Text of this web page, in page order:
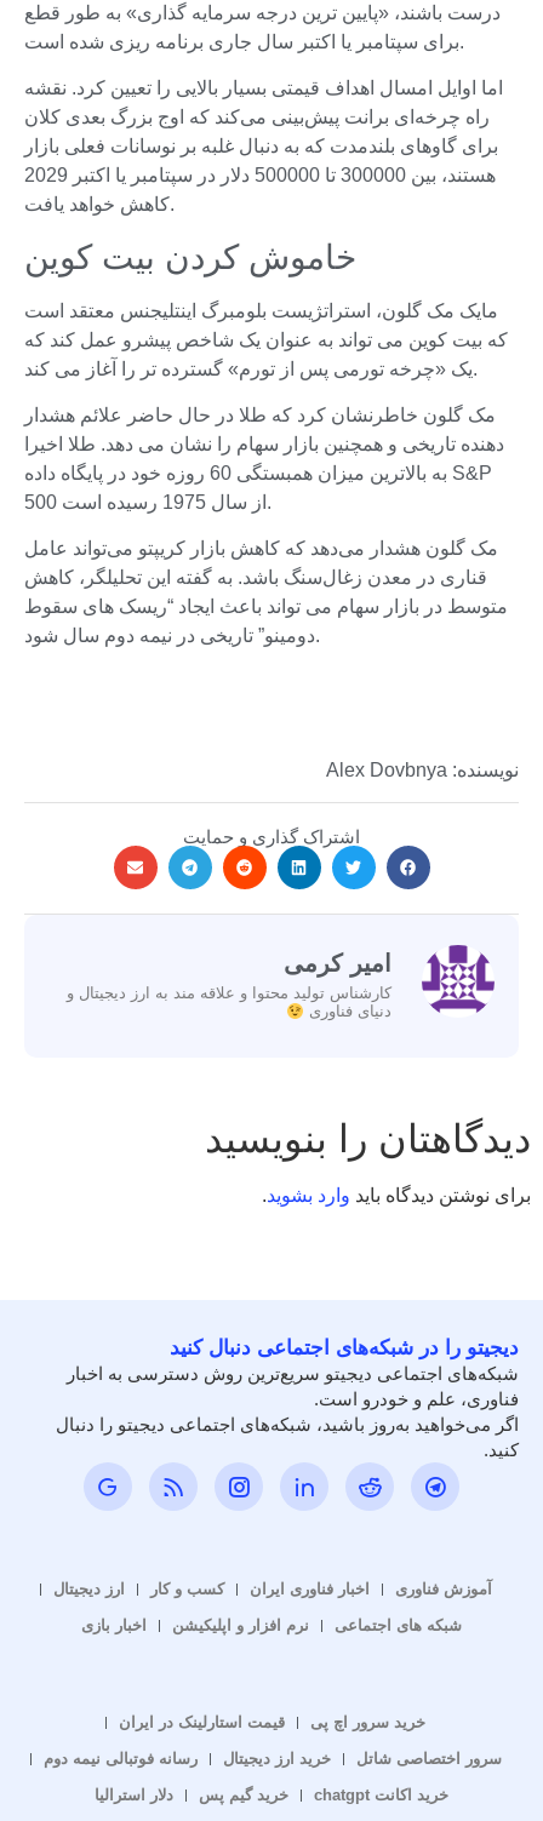
درست باشند، «پایین ترین درجه سرمایه گذاری» به طور قطع
برای سپتامبر یا اکتبر سال جاری برنامه ریزی شده است.
اما اوایل امسال اهداف قیمتی بسیار بالایی را تعیین کرد. نقشه
راه چرخه‌ای برانت پیش‌بینی می‌کند که اوج بزرگ بعدی کلان
برای گاوهای بلندمدت که به دنبال غلبه بر نوسانات فعلی بازار
هستند، بین 300000 تا 500000 دلار در سپتامبر یا اکتبر 2029
کاهش خواهد یافت.
خاموش کردن بیت کوین
مایک مک گلون، استراتژیست بلومبرگ اینتلیجنس معتقد است
که بیت کوین می تواند به عنوان یک شاخص پیشرو عمل کند که
یک «چرخه تورمی پس از تورم» گسترده تر را آغاز می کند.
مک گلون خاطرنشان کرد که طلا در حال حاضر علائم هشدار
دهنده تاریخی و همچنین بازار سهام را نشان می دهد. طلا اخیرا
به بالاترین میزان همبستگی 60 روزه خود در پایگاه داده S&P
500 از سال 1975 رسیده است.
مک گلون هشدار می‌دهد که کاهش بازار کریپتو می‌تواند عامل
قناری در معدن زغال‌سنگ باشد. به گفته این تحلیلگر، کاهش
متوسط ​​در بازار سهام می تواند باعث ایجاد “ریسک های سقوط
دومینو” تاریخی در نیمه دوم سال شود.
نویسنده: Alex Dovbnya
اشتراک گذاری و حمایت
امیر کرمی
کارشناس تولید محتوا و علاقه مند به ارز دیجیتال و
دنیای فناوری
دیدگاهتان را بنویسید
برای نوشتن دیدگاه باید وارد بشوید.
دیجیتو را در شبکه‌های اجتماعی دنبال کنید
شبکه‌های اجتماعی دیجیتو سریع‌ترین روش دسترسی به اخبار
فناوری، علم و خودرو است.
اگر می‌خواهید به‌روز باشید، شبکه‌های اجتماعی دیجیتو را دنبال
کنید.
آموزش فناوری اخبار فناوری ایران کسب و کار
ارز دیجیتال
شبکه های اجتماعی
نرم افزار و اپلیکیشن اخبار بازی
خرید سرور اچ پی
قیمت استارلینک در ایران
سرور اختصاصی شاتل
خرید ارز دیجیتال
رسانه فوتبالی نیمه دوم
خرید اکانت chatgpt
خرید گیم پس دلار استرالیا